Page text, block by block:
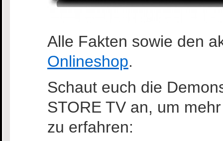
Alle Fakten sowie den
Onlineshop.
Schaut euch die
STORE TV an, um
zu erfahren: